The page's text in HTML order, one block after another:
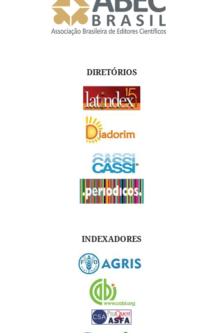
DIRETÓRIOS
INDEXADORES